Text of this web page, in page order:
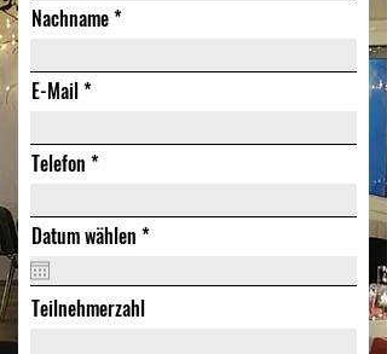
Nachname
E-Mail
Telefon
Datum wählen *r
u
Teilnehmerzahl